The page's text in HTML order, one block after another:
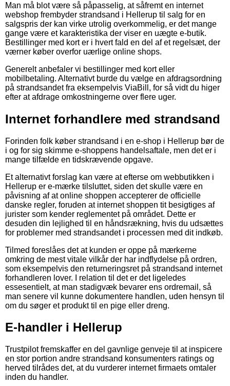
Man må blot være så påpasselig, at såfremt en internet
webshop frembyder strandsand i Hellerup til salg for en
salgspris der kan virke utrolig overkommelig, er det mange
gange være et karakteristika der viser en uægte e-butik.
Bestillinger med kort er i hvert fald en del af et regelsæt, der
værner køber overfor uærlige online shops.
Generelt anbefaler vi bestillinger med kort eller
mobilbetaling. Alternativt burde du vælge en afdragsordning
på strandsandet fra eksempelvis ViaBill, for så vidt du higer
efter at afdrage omkostningerne over flere uger.
Internet forhandlere med strandsand
Forinden folk køber strandsand i en e-shop i Hellerup bør de
i og for sig skimme e-shoppens handelsaftale, men det er i
mange tilfælde en tidskrævende opgave.
Et alternativt forslag kan være at efterse om webbutikken i
Hellerup er e-mærke tilsluttet, siden det skulle være en
påvisning af at online shoppen accepterer de officielle
danske regler, foruden at internet shoppen tit besigtiges af
jurister som kender reglementet på området. Dette er
desuden din lejlighed til en håndsrækning, hvis du udsættes
for problemer med strandsandet i processen med dit indkøb.
Tilmed foreslåes det at kunden er oppe på mærkerne
omkring de mest vitale vilkår der har indflydelse på ordren,
som eksempelvis den returneringsret på strandsand internet
forhandleren lover. I relation til det er det ligeledes
essesentielt, at man stadigvæk bevarer ens ordremail, så
man senere vil kunne dokumentere handlen, uden hensyn til
om du søger et produkt til en pige eller dreng.
E-handler i Hellerup
Trustpilot fremskaffer en del gavnlige genveje til at inspicere
en stor portion andre strandsand konsumenters ratings og
herved tilrådes det, at du vurderer internet firmaets omtaler
inden du handler.